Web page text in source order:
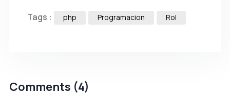
Tags : php Programacion Rol
Comments (4)